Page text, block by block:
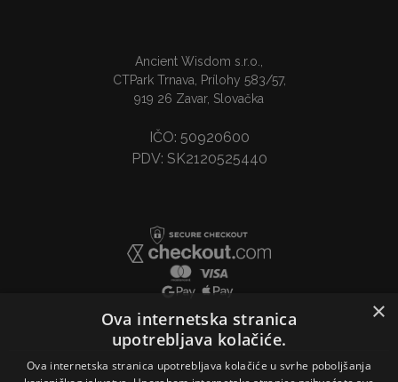
Ancient Wisdom s.r.o.,
CTPark Trnava, Prílohy 583/57,
919 26 Zavar, Slovačka
IČO: 50920600
PDV: SK2120525440
×
Ova internetska stranica
upotrebljava kolačiće.
Ova internetska stranica upotrebljava kolačiće u svrhe poboljšanja